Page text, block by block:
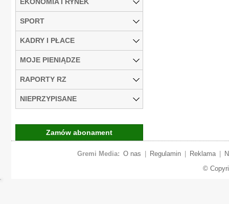
SPORT
KADRY I PŁACE
MOJE PIENIĄDZE
RAPORTY RZ
NIEPRZYPISANE
Zamów abonament
Gremi Media: O nas Regulamin Reklama
©